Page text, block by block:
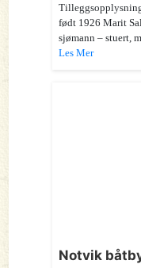
født 1926 Marit
sjømann – stuert,
Les Mer
Notvik